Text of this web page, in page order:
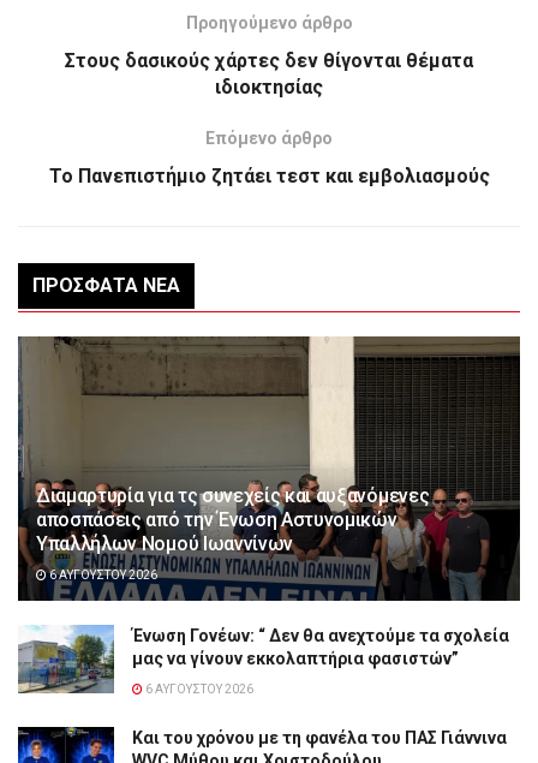
Προηγούμενο άρθρο
Στους δασικούς χάρτες δεν θίγονται θέματα
ιδιοκτησίας
Επόμενο άρθρο
Το Πανεπιστήμιο ζητάει τεστ και εμβολιασμούς
ΠΡΌΣΦΑΤΑ ΝΈΑ
Διαμαρτυρία για τς συνεχείς και αυξανόμενες
αποσπάσεις από την Ένωση Αστυνομικών
Υπαλλήλων Νομού Ιωαννίνων
6 ΑΥΓΟΎΣΤΟΥ 2026
Ένωση Γονέων: “ Δεν θα ανεχτούμε τα σχολεία
μας να γίνουν εκκολαπτήρια φασιστών”
6 ΑΥΓΟΎΣΤΟΥ 2026
Και του χρόνου με τη φανέλα του ΠΑΣ Γιάννινα